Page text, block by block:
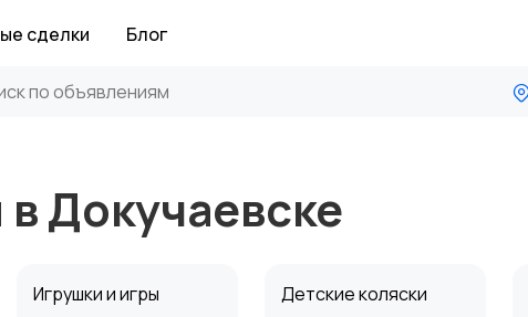
сделки Блог
Докучаевске
Игрушки и игры Детские коляски